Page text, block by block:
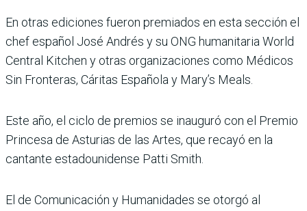
En otras ediciones fueron premiados en esta sección el
chef español José Andrés y su ONG humanitaria World
Central Kitchen y otras organizaciones como Médicos
Sin Fronteras, Cáritas Española y Mary’s Meals.
Este año, el ciclo de premios se inauguró con el Premio
Princesa de Asturias de las Artes, que recayó en la
cantante estadounidense Patti Smith.
El de Comunicación y Humanidades se otorgó al